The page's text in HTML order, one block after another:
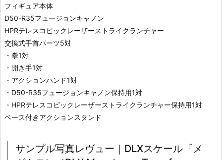
フィギュア本体
D50-R35フュージョンキャノン
HPRテレスコピックレーザーストライクランチャー
交換式手首パーツ5対
・拳1対
・開き手1対
・アクションハンド1対
・D50-R35フュージョンキャノン保持用1対
・HPRテレスコピックレーザーストライクランチャー保持用1対
ベース付きアクションスタンド
サンプル写真レヴュー｜DLXスケール『メ